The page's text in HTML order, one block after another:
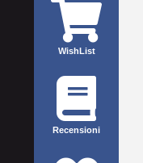
WishList
Recensioni